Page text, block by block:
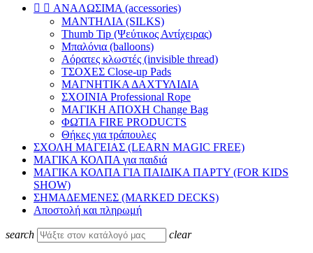
  ΑΝΑΛΩΣΙΜΑ (accessories)
ΜΑΝΤΗΛΙΑ (SILKS)
Thumb Tip (Ψεύτικος Αντίχειρας)
Μπαλόνια (balloons)
Αόρατες κλωστές (invisible thread)
ΤΣΟΧΕΣ Close-up Pads
ΜΑΓΝΗΤΙΚΑ ΔΑΧΤΥΛΙΔΙΑ
ΣΧΟΙΝΙΑ Professional Rope
ΜΑΓΙΚΗ ΑΠΟΧΗ Change Bag
ΦΩΤΙΑ FIRE PRODUCTS
Θήκες για τράπουλες
ΣΧΟΛΗ ΜΑΓΕΙΑΣ (LEARN MAGIC FREE)
ΜΑΓΙΚΑ ΚΟΛΠΑ για παιδιά
ΜΑΓΙΚΑ ΚΟΛΠΑ ΓΙΑ ΠΑΙΔΙΚΑ ΠΑΡΤΥ (FOR KIDS
SHOW)
ΣΗΜΑΔΕΜΕΝΕΣ (MARKED DECKS)
Αποστολή και πληρωμή
search clear